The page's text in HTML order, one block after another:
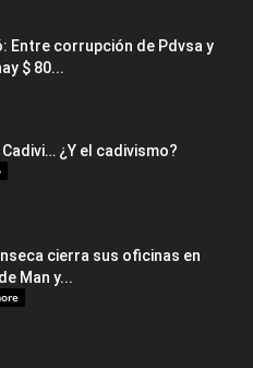
Entre corrupción de Pdvsa y
$ 80...
¿Y el cadivismo?
cierra sus oficinas en
Man y...